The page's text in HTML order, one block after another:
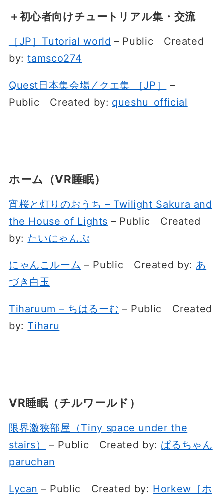
＋初心者向けチュートリアル集・交流
［JP］Tutorial world – Public Created
by:tamsco274
Quest日本集会場 ⁄ クエ集 ［JP］
–
Public Created by: queshu_official
ホーム（VR睡眠）
宵桜と灯りのおうち – Twilight Sakura and
the House of Lights – Public Created
by: たいにゃんぷ
にゃんこルーム – Public Created by: あ
づき白玉
Tiharuum – ちはるーむ – Public Created
by: Tiharu
VR睡眠（チルワールド）
限界激狭部屋（Tiny space under the
stairs）
– Public Created by: ぱるちゃん
paruchan
Lycan – Public Created by: Horkew［ホ